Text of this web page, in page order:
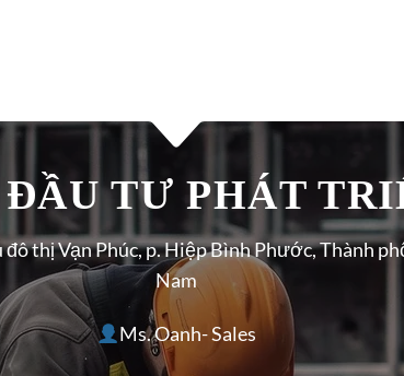
TƯ PHÁT
thị Vạn Phúc, p. Hiệp Bình Phước, Thành
Nam
Ms. Oanh- Sales